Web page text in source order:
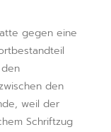
gegen eine
den
weil der
Schriftzug